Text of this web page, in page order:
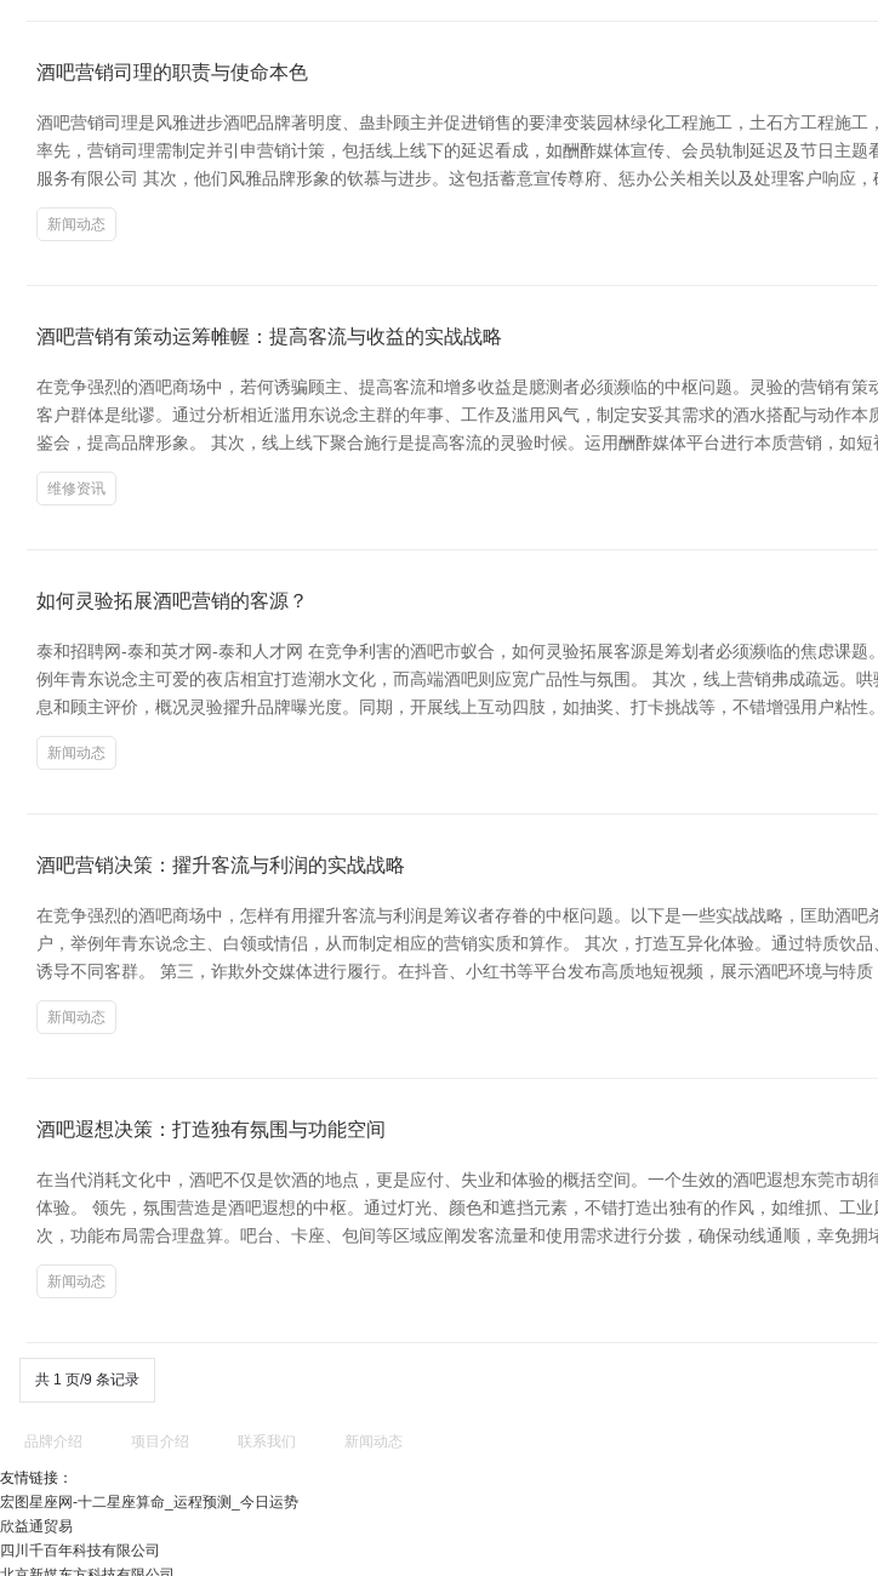
酒吧营销司理的职责与使命本色
酒吧营销司理是风雅进步酒吧品牌著明度、蛊卦顾主并促进销售的要津变装园林绿化工程施工，土石方工程施
率先，营销司理需制定并引申营销计策，包括线上线下的延迟看成，如酬酢媒体宣传、会员轨制延迟及节日主
服务有限公司 其次，他们风雅品牌形象的钦慕与进步。这包括蓄意宣传尊府、惩办公关相关以及处理客户响应
新闻动态
酒吧营销有策动运筹帷幄：提高客流与收益的实战战略
在竞争强烈的酒吧商场中，若何诱骗顾主、提高客流和增多收益是臆测者必须濒临的中枢问题。灵验的营销有
客户群体是纰谬。通过分析相近滥用东说念主群的年事、工作及滥用风气，制定安妥其需求的酒水搭配与动作
鉴会，提高品牌形象。 其次，线上线下聚合施行是提高客流的灵验时候。运用酬酢媒体平台进行本质营销，如
维修资讯
如何灵验拓展酒吧营销的客源？
泰和招聘网-泰和英才网-泰和人才网 在竞争利害的酒吧市蚁合，如何灵验拓展客源是筹划者必须濒临的焦虑课
例年青东说念主可爱的夜店相宜打造潮水文化，而高端酒吧则应宽广品性与氛围。 其次，线上营销弗成疏远。
息和顾主评价，概况灵验擢升品牌曝光度。同期，开展线上互动四肢，如抽奖、打卡挑战等，不错增强用户粘性
新闻动态
酒吧营销决策：擢升客流与利润的实战战略
在竞争强烈的酒吧商场中，怎样有用擢升客流与利润是筹议者存眷的中枢问题。以下是一些实战战略，匡助酒
户，举例年青东说念主、白领或情侣，从而制定相应的营销实质和算作。 其次，打造互异化体验。通过特质饮
诱导不同客群。 第三，诈欺外交媒体进行履行。在抖音、小红书等平台发布高质地短视频，展示酒吧环境与特
新闻动态
酒吧遐想决策：打造独有氛围与功能空间
在当代消耗文化中，酒吧不仅是饮酒的地点，更是应付、失业和体验的概括空间。一个生效的酒吧遐想东莞市
体验。 领先，氛围营造是酒吧遐想的中枢。通过灯光、颜色和遮挡元素，不错打造出独有的作风，如维抓、工
次，功能布局需合理盘算。吧台、卡座、包间等区域应阐发客流量和使用需求进行分拨，确保动线通顺，幸免拥
新闻动态
共 1 页/9 条记录
品牌介绍 项目介绍 联系我们 新闻动态
友情链接：
宏图星座网-十二星座算命_运程预测_今日运势
欣益通贸易
四川千百年科技有限公司